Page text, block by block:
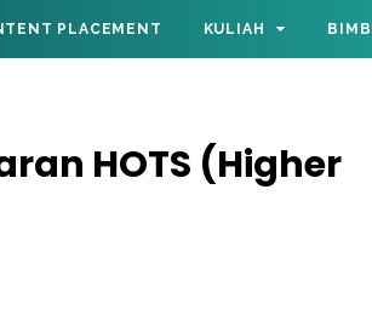
PLACEMENT KULIAH
HOTS (Higher